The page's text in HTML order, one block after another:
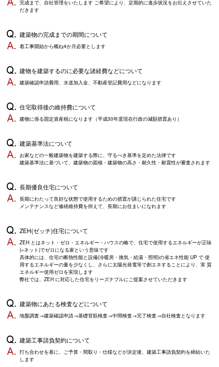
完成まで、自社管理をいたします ご希望により、定期的に進歩状況をお伝えさせていた
だきます
建築物の完成までの期間について
着工事開始から概ね4か月必要とします
建物を建築するのに必要な諸経費などについて
建築確認申請費用、水道加入金、不動産登記費用などになります
住宅取得後の維持費について
建物に係る固定資産税になります（平成30年度現在行政の減額措置あり）
建築基準法について
お家などの一般建築物を建築する際に、守るべき基準を定めた法律です
建築基準法に基づいて、建築物の面積・建築物の高さ・耐久性・耐震性が審査されます
長期優良住宅について
長期にわたって良好な状態で使用するための措置が講じられた住宅です
メンテナンスなど修繕維持費を抑えて、長期にお住まいになれます
ZEH(ゼッチ)住宅について
ZEH とはネット・ゼロ・エネルギー・ハウスの略で、住宅で使用するエネルギーが正味
(=ネット)でゼロになる家という意味です
具体的には、住宅の断熱性能と設備(冷暖房・換気・給湯・照明)の省エネ性能 UP で 使
用するエネルギーの量を少なくし、さらに太陽光発電等で創エネすることにより、実 質
エネルギー使用ゼロを実現します
弊社では、ZEH に対応した住宅をリーズナブルにご提案させていただきます
建築物にあたる検査などについて
地盤調査→建築確認申請→基礎背筋検査→中間検査→完了検査→自社検査となります
建築工事請負契約について
打ち合わせを基に、ご予算・間取り・仕様などが決定後、建築工事請負契約を締結いた
します